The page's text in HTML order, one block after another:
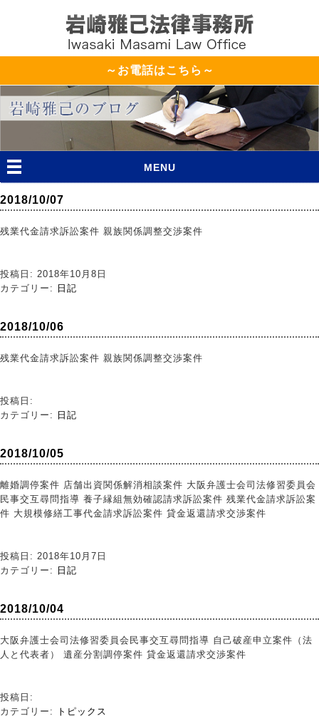
～お電話はこちら～
MENU
2018/10/07
残業代金請求訴訟案件 親族関係調整交渉案件
投稿日: 2018年10月8日
カテゴリー: 日記
2018/10/06
残業代金請求訴訟案件 親族関係調整交渉案件
投稿日:
カテゴリー:
日記
2018/10/05
離婚調停案件 店舗出資関係解消相談案件 大阪弁護士会司法修習委員会
民事交互尋問指導 養子縁組無効確認請求訴訟案件 残業代金請求訴訟案
件 大規模修繕工事代金請求訴訟案件 貸金返還請求交渉案件
投稿日: 2018年10月7日
カテゴリー:
日記
2018/10/04
大阪弁護士会司法修習委員会民事交互尋問指導 自己破産申立案件（法
人と代表者） 遺産分割調停案件 貸金返還請求交渉案件
投稿日:
カテゴリー:
トピックス